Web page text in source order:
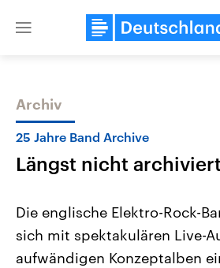
Close
Themen
Archiv
25 Jahre Band Archive
Längst nicht archiviert
Die englische Elektro-Rock-
sich mit spektakulären Live-
aufwändigen Konzeptalben